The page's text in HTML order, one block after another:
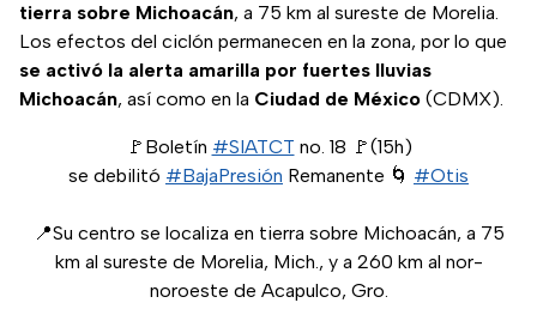
tierra sobre Michoacán, a 75 km al sureste de Morelia.
Los efectos del ciclón permanecen en la zona, por lo que
se activó la alerta amarilla por fuertes lluvias
Michoacán, así como en la Ciudad de México (CDMX).
🚩Boletín #SIATCT no. 18 🚩(15h)
se debilitó #BajaPresión Remanente 🌀 #Otis
📍Su centro se localiza en tierra sobre Michoacán, a 75
km al sureste de Morelia, Mich., y a 260 km al nor-
noroeste de Acapulco, Gro.